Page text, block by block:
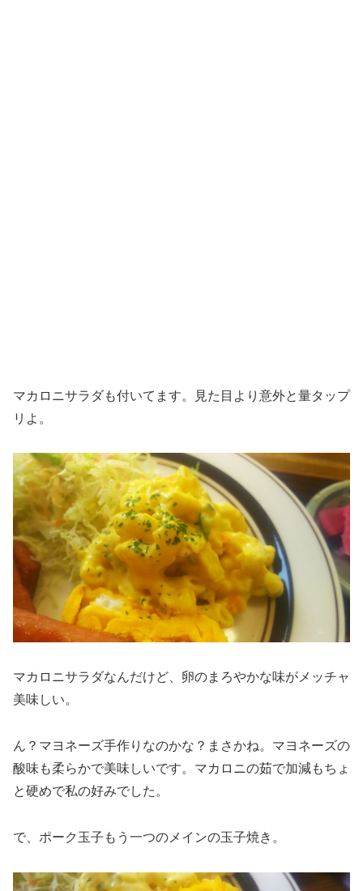
マカロニサラダも付いてます。見た目より意外と量タップ
リよ。
マカロニサラダなんだけど、卵のまろやかな味がメッチャ
美味しい。
ん？マヨネーズ手作りなのかな？まさかね。マヨネーズの
酸味も柔らかで美味しいです。マカロニの茹で加減もちょ
と硬めで私の好みでした。
で、ポーク玉子もう一つのメインの玉子焼き。